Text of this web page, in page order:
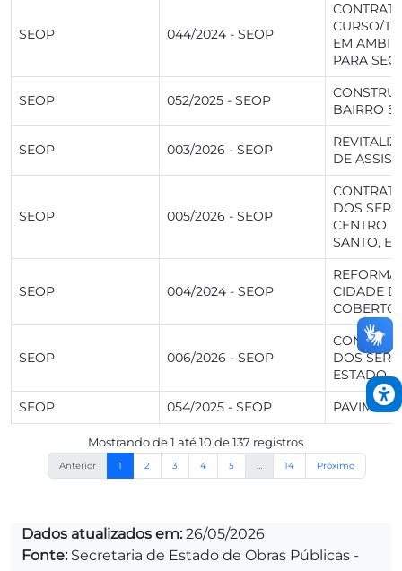
SEOP 044/2024 - SEOP
CURSO/
EM
PARA
SEOP 052/2025 - SEOP
BAIRRO
SEOP 003/2026 - SEOP
DE ASSIS
SEOP 005/2026 - SEOP
DOS
CENTRO
SANTO,
SEOP 004/2024 - SEOP
CIDADE
SEOP 006/2026 - SEOP
DOS
ESTADO
SEOP
054/2025 - SEOP
Mostrando de 1 até 10 de 137 registros
Anterior 1 2 3 4 5 … 14 Próximo
Dados atualizados em:26/05/2026
Fonte:Secretaria de Estado de Obras Públicas -